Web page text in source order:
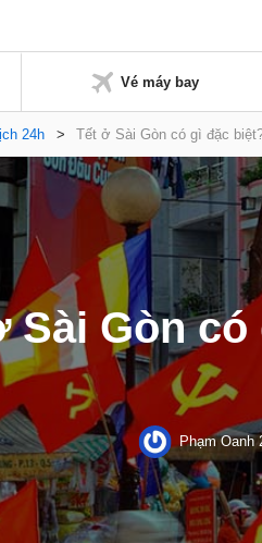
Vé máy bay
24h > Tết ở Sài Gòn có gì đặc
Sài Gòn
Phạm Oanh